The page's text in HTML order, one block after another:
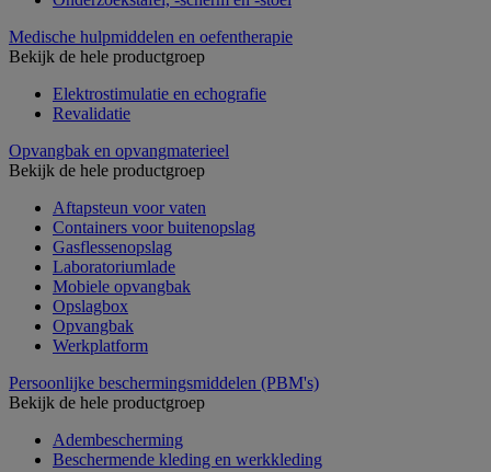
Medische hulpmiddelen en oefentherapie
Bekijk de hele productgroep
Elektrostimulatie en echografie
Revalidatie
Opvangbak en opvangmaterieel
Bekijk de hele productgroep
Aftapsteun voor vaten
Containers voor buitenopslag
Gasflessenopslag
Laboratoriumlade
Mobiele opvangbak
Opslagbox
Opvangbak
Werkplatform
Persoonlijke beschermingsmiddelen (PBM's)
Bekijk de hele productgroep
Adembescherming
Beschermende kleding en werkkleding